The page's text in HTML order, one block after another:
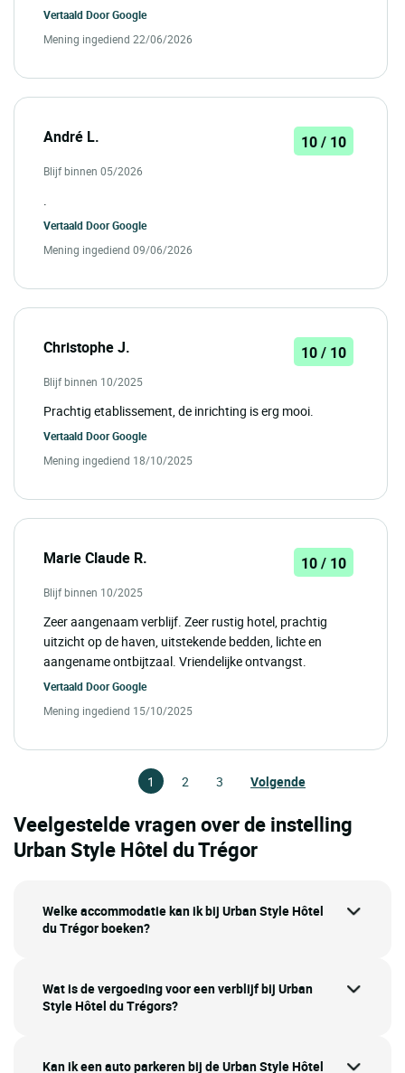
Vertaald DoorGoogle
Mening ingediend 22/06/2026
André L. 10 / 10
Blijf binnen 05/2026
.
Vertaald DoorGoogle
Mening ingediend 09/06/2026
Christophe J. 10 / 10
Blijf binnen 10/2025
Prachtig etablissement, de inrichting is erg mooi.
Vertaald DoorGoogle
Mening ingediend 18/10/2025
Marie Claude R. 10 / 10
Blijf binnen 10/2025
Zeer aangenaam verblijf. Zeer rustig hotel, prachtig
uitzicht op de haven, uitstekende bedden, lichte en
aangename ontbijtzaal. Vriendelijke ontvangst.
Vertaald DoorGoogle
Mening ingediend 15/10/2025
1 2 3 Volgende
Veelgestelde vragen over de instelling
Urban Style Hôtel du Trégor
Welke accommodatie kan ik bij Urban Style Hôtel
du Trégor boeken?
Wat is de vergoeding voor een verblijf bij Urban
Style Hôtel du Trégors?
Kan ik een auto parkeren bij de Urban Style Hôtel